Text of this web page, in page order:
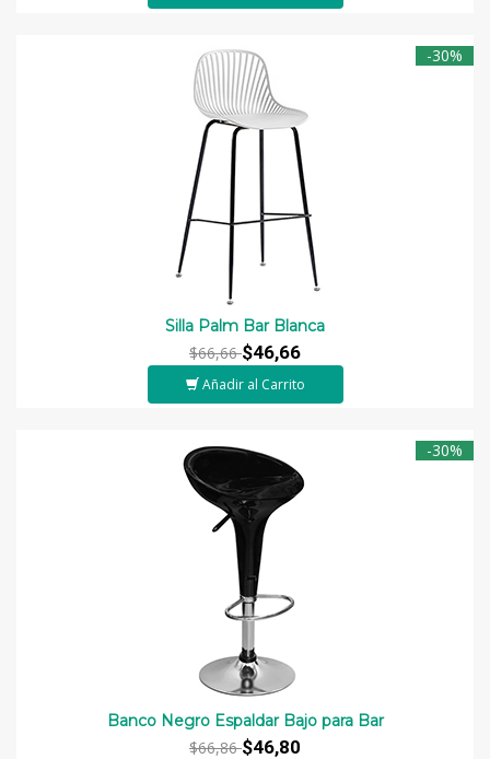
-30%
Silla Palm Bar Blanca
$66,66$46,66
Añadir al Carrito
-30%
Banco Negro Espaldar Bajo para Bar
$66,86$46,80